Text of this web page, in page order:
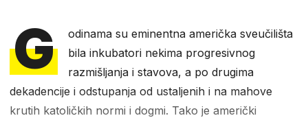
G
odinama su eminentna američka sveučilišta
bila inkubatori nekima progresivnog
razmišljanja i stavova, a po drugima
dekadencije i odstupanja od ustaljenih i na mahove
krutih katoličkih normi i dogmi. Tako je američki